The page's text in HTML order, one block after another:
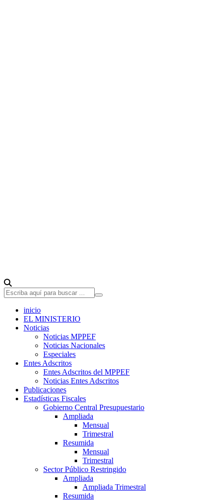
inicio
EL MINISTERIO
Noticias
Noticias MPPEF
Noticias Nacionales
Especiales
Entes Adscritos
Entes Adscritos del MPPEF
Noticias Entes Adscritos
Publicaciones
Estadísticas Fiscales
Gobierno Central Presupuestario
Ampliada
Mensual
Trimestral
Resumida
Mensual
Trimestral
Sector Público Restringido
Ampliada
Ampliada Trimestral
Resumida